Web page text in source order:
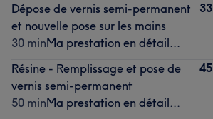
Dépose de vernis semi-permanent
et nouvelle pose sur les mains
30 minMa prestation en détail...
Résine - Remplissage et pose de
vernis semi-permanent
50 minMa prestation en détail...